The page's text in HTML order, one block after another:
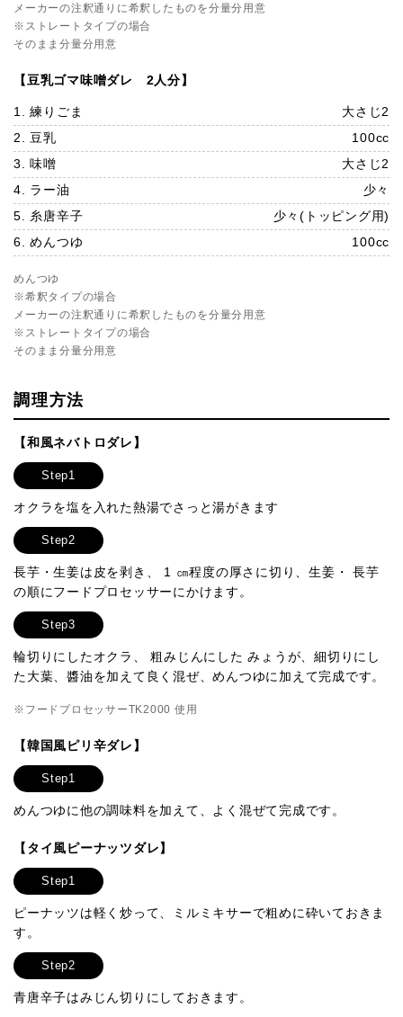
メーカーの注釈通りに希釈したものを分量分用意
※ストレートタイプの場合
そのまま分量分用意
【豆乳ゴマ味噌ダレ 2人分】
1. 練りごま
大さじ2
2. 豆乳
100cc
3. 味噌
大さじ2
4. ラー油
少々
5. 糸唐辛子
少々(トッピング用)
6. めんつゆ
100cc
めんつゆ
※希釈タイプの場合
メーカーの注釈通りに希釈したものを分量分用意
※ストレートタイプの場合
そのまま分量分用意
調理方法
【和風ネバトロダレ】
Step1
オクラを塩を入れた熱湯でさっと湯がきます
Step2
長芋・生姜は皮を剥き、 1 ㎝程度の厚さに切り、生姜・ 長芋
の順にフードプロセッサーにかけます。
Step3
輪切りにしたオクラ、 粗みじんにした みょうが、細切りにし
た大葉、醬油を加えて良く混ぜ、めんつゆに加えて完成です。
※フードプロセッサーTK2000 使用
【韓国風ピリ辛ダレ】
Step1
めんつゆに他の調味料を加えて、よく混ぜて完成です。
【タイ風ピーナッツダレ】
Step1
ピーナッツは軽く炒って、ミルミキサーで粗めに砕いておきま
す。
Step2
青唐辛子はみじん切りにしておきます。